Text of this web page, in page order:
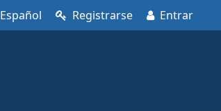
Español Registrarse Entrar